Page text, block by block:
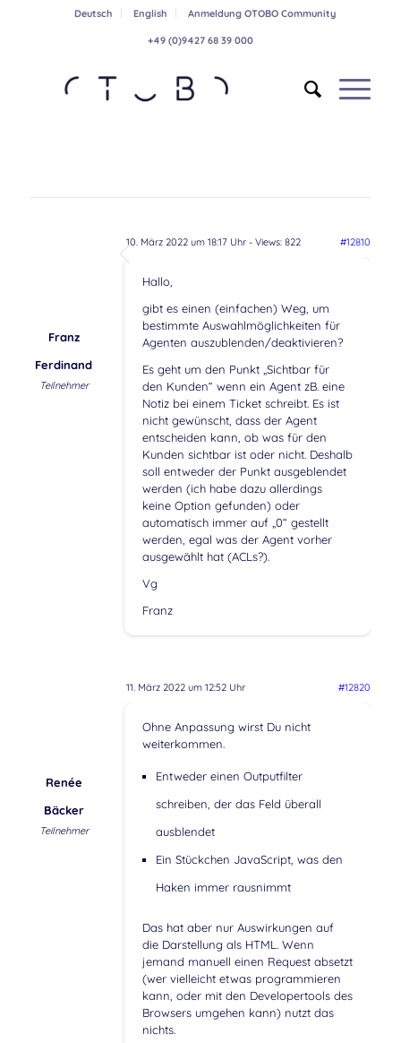
Deutsch English Anmeldung OTOBO Community
+49 (0)9427 68 39 000
10. März 2022 um 18:17 Uhr- Views: 822 #12810
Franz
Ferdinand
Teilnehmer
Hallo,
gibt es einen (einfachen) Weg, um
bestimmte Auswahlmöglichkeiten für
Agenten auszublenden/deaktivieren?
Es geht um den Punkt „Sichtbar für
den Kunden“ wenn ein Agent zB. eine
Notiz bei einem Ticket schreibt. Es ist
nicht gewünscht, dass der Agent
entscheiden kann, ob was für den
Kunden sichtbar ist oder nicht. Deshalb
soll entweder der Punkt ausgeblendet
werden (ich habe dazu allerdings
keine Option gefunden) oder
automatisch immer auf „0“ gestellt
werden, egal was der Agent vorher
ausgewählt hat (ACLs?).
Vg
Franz
11. März 2022 um 12:52 Uhr #12820
Renée
Bäcker
Teilnehmer
Ohne Anpassung wirst Du nicht
weiterkommen.
Entweder einen Outputfilter
schreiben, der das Feld überall
ausblendet
Ein Stückchen JavaScript, was den
Haken immer rausnimmt
Das hat aber nur Auswirkungen auf
die Darstellung als HTML. Wenn
jemand manuell einen Request absetzt
(wer vielleicht etwas programmieren
kann, oder mit den Developertools des
Browsers umgehen kann) nutzt das
nichts.